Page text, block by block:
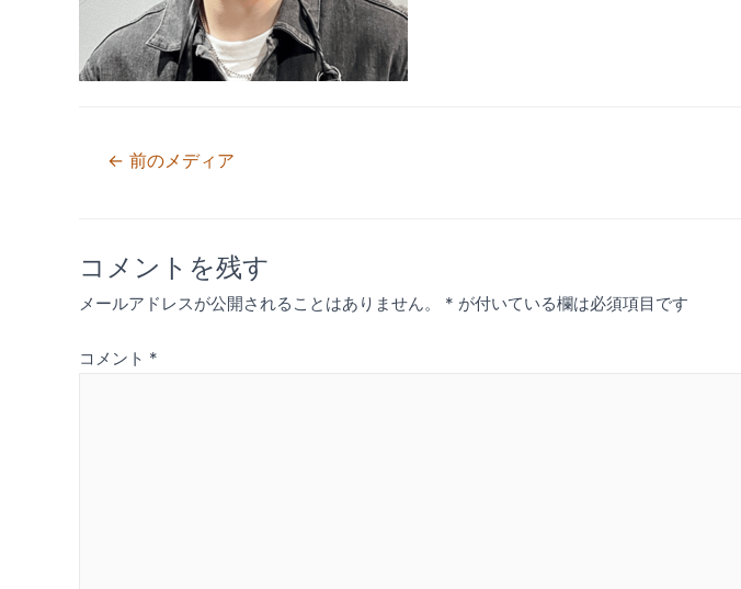
投
ビ
ー
← 前のメディア
コメントを残す
メールアドレスが公開されることはありません。 * が付いている欄は必須項目です
コメント *